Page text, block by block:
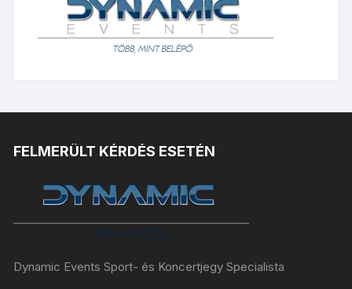
FELMERÜLT KÉRDÉS ESETÉN
Dynamic Events Sport- és Koncertjegy Specialista